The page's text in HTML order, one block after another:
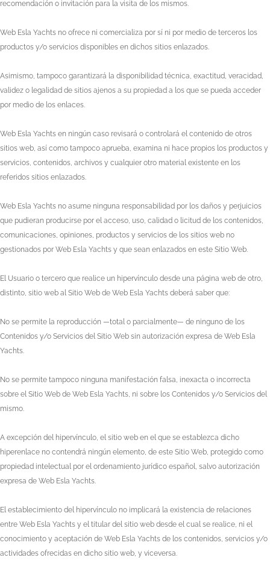
recomendación o invitación para la visita de los mismos.
Web Esla Yachts no ofrece ni comercializa por sí ni por medio de terceros los
productos y/o servicios disponibles en dichos sitios enlazados.
Asimismo, tampoco garantizará la disponibilidad técnica, exactitud, veracidad,
validez o legalidad de sitios ajenos a su propiedad a los que se pueda acceder
por medio de los enlaces.
Web Esla Yachts en ningún caso revisará o controlará el contenido de otros
sitios web, así como tampoco aprueba, examina ni hace propios los productos y
servicios, contenidos, archivos y cualquier otro material existente en los
referidos sitios enlazados.
Web Esla Yachts no asume ninguna responsabilidad por los daños y perjuicios
que pudieran producirse por el acceso, uso, calidad o licitud de los contenidos,
comunicaciones, opiniones, productos y servicios de los sitios web no
gestionados por Web Esla Yachts y que sean enlazados en este Sitio Web.
El Usuario o tercero que realice un hipervínculo desde una página web de otro,
distinto, sitio web al Sitio Web de Web Esla Yachts deberá saber que:
No se permite la reproducción —total o parcialmente— de ninguno de los
Contenidos y/o Servicios del Sitio Web sin autorización expresa de Web Esla
Yachts.
No se permite tampoco ninguna manifestación falsa, inexacta o incorrecta
sobre el Sitio Web de Web Esla Yachts, ni sobre los Contenidos y/o Servicios del
mismo.
A excepción del hipervínculo, el sitio web en el que se establezca dicho
hiperenlace no contendrá ningún elemento, de este Sitio Web, protegido como
propiedad intelectual por el ordenamiento jurídico español, salvo autorización
expresa de Web Esla Yachts.
El establecimiento del hipervínculo no implicará la existencia de relaciones
entre Web Esla Yachts y el titular del sitio web desde el cual se realice, ni el
conocimiento y aceptación de Web Esla Yachts de los contenidos, servicios y/o
actividades ofrecidas en dicho sitio web, y viceversa.